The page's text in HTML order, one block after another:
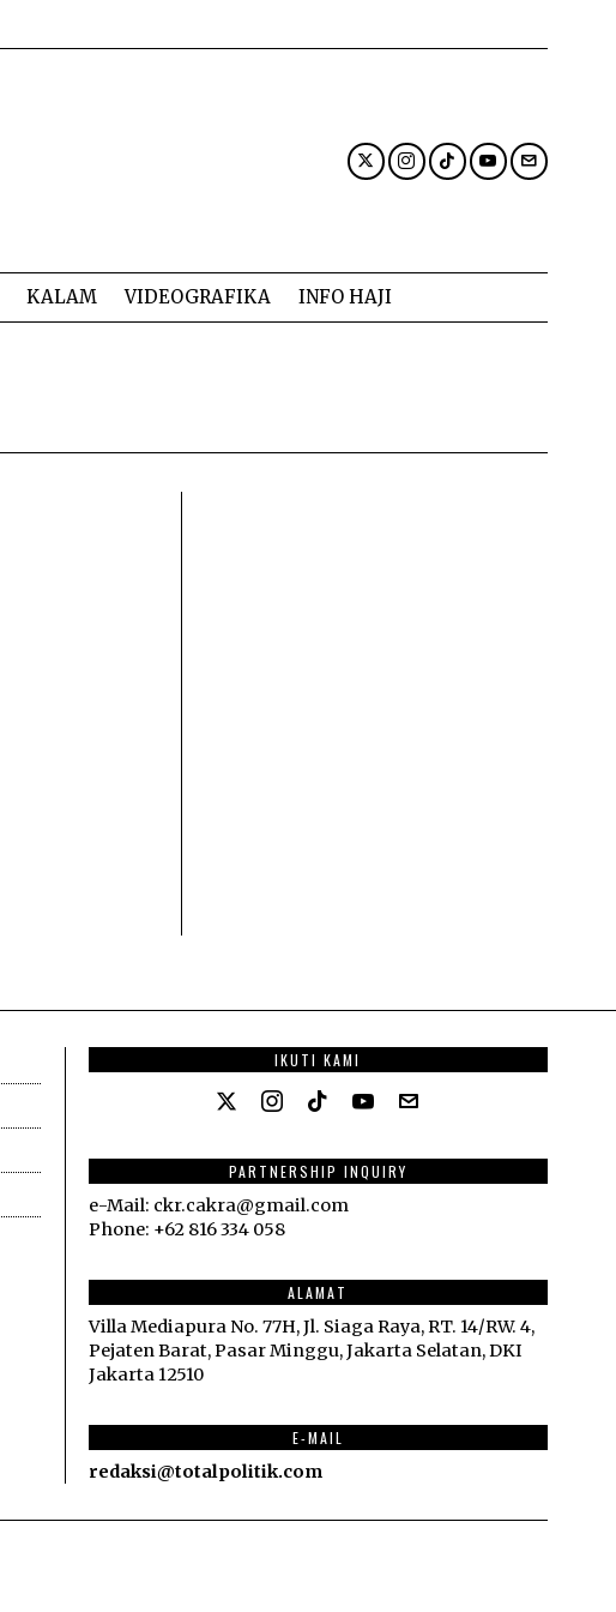
KALAM VIDEOGRAFIKA INFO HAJI
IKUTI KAMI
PARTNERSHIP INQUIRY
e-Mail: ckr.cakra@gmail.com
Phone: +62 816 334 058
ALAMAT
Villa Mediapura No. 77H, Jl. Siaga Raya, RT. 14/RW. 4,
Pejaten Barat, Pasar Minggu, Jakarta Selatan, DKI
Jakarta 12510
E-MAIL
redaksi@totalpolitik.com